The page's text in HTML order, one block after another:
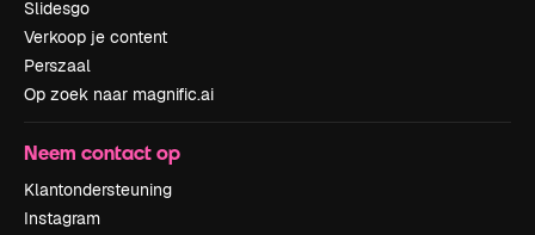
Slidesgo
Verkoop je content
Perszaal
Op zoek naar magnific.ai
Neem contact op
Klantondersteuning
Instagram